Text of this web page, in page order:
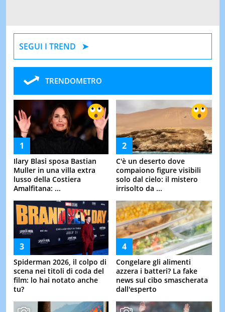
SEGUI I TREND
TRENDOMETRO
Ilary Blasi sposa Bastian
Muller in una villa extra
lusso della Costiera
Amalfitana: ...
C'è un deserto dove
compaiono figure visibili
solo dal cielo: il mistero
irrisolto da ...
Spiderman 2026, il colpo di
scena nei titoli di coda del
film: lo hai notato anche
tu?
Congelare gli alimenti
azzera i batteri? La fake
news sul cibo smascherata
dall'esperto